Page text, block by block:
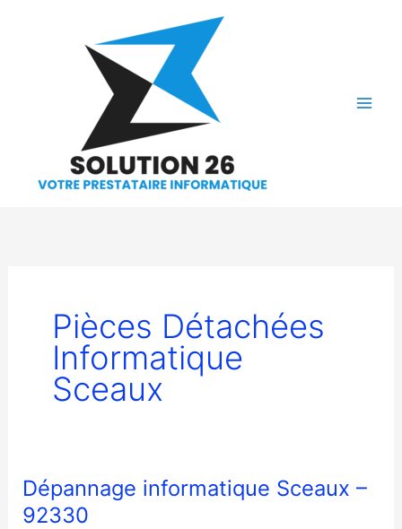
Pièces Détachées
Informatique
Sceaux
Dépannage informatique Sceaux –
92330